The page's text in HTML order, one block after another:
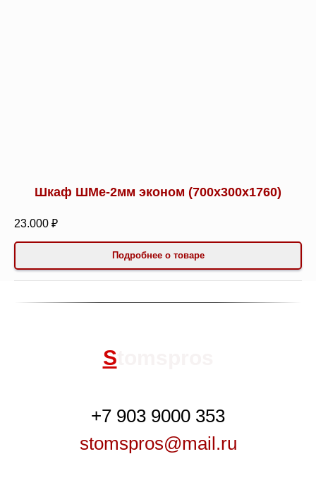
Шкаф ШМе-2мм эконом (700х300х1760)
23.000 ₽
Подробнее о товаре
S
+7 903 9000 353
stomspros@mail.ru